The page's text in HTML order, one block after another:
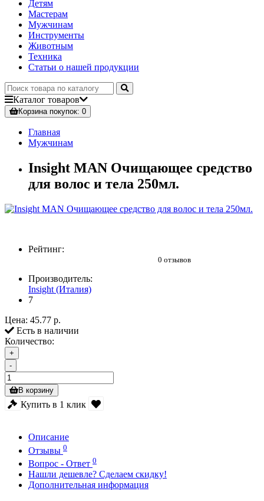
Детям
Мастерам
Мужчинам
Инструменты
Животным
Техника
Статьи о нашей продукции
Каталог товаров
Корзинапокупок: 0
Главная
Мужчинам
Insight MAN Очищающее средство
для волос и тела 250мл.
Рейтинг:
0 отзывов
Производитель:
Insight (Италия)
7
Цена: 45.77 р.
Есть в наличии
Количество:
+
-
В корзину
Купить в 1 клик
Описание
Отзывы 0
Вопрос - Ответ 0
Нашли дешевле? Сделаем скидку!
Дополнительная информация